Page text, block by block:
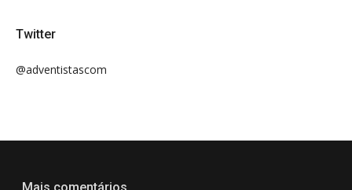
Twitter
@adventistascom